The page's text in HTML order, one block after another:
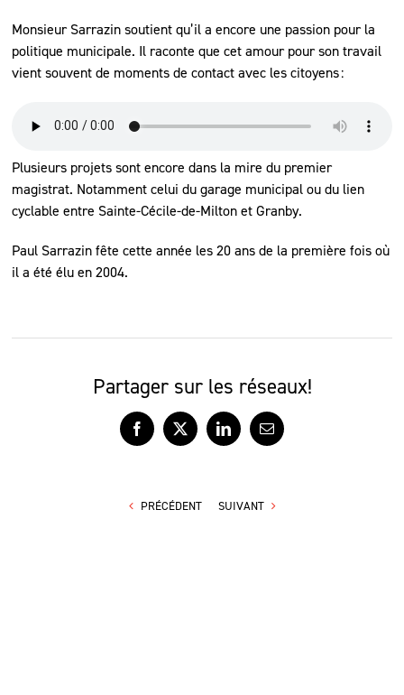
Monsieur Sarrazin soutient qu’il a encore une passion pour la
politique municipale. Il raconte que cet amour pour son travail
vient souvent de moments de contact avec les citoyens :
Plusieurs projets sont encore dans la mire du premier
magistrat. Notamment celui du garage municipal ou du lien
cyclable entre Sainte-Cécile-de-Milton et Granby.
Paul Sarrazin fête cette année les 20 ans de la première fois où
il a été élu en 2004.
Partager sur les réseaux!
Facebook
X LinkedInCourriel
PRÉCÉDENT SUIVANT